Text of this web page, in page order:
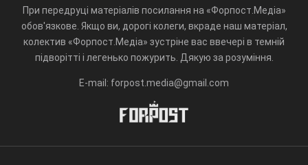
При передруці матеріалів посилання на «Форпост.Медіа»
обов'язкове. Якщо ви, дорогі колеги, вкраде наш матеріал,
колектив «Форпост.Медіа» зустріне вас ввечері в темній
підворітті і легенько пожурить. Дякую за розуміння.
E-mail: forpost.media@gmail.com